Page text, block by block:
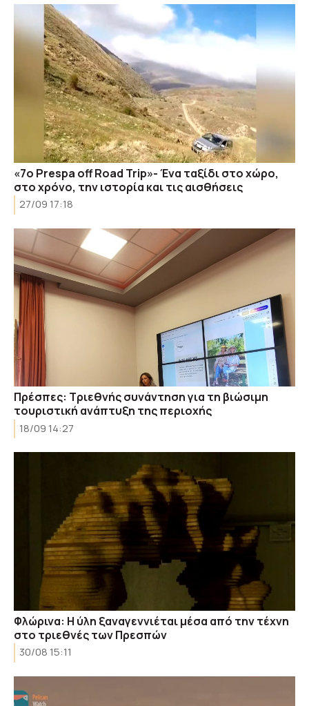
«7ο Prespa off Road Trip»- Ένα ταξίδι στο χώρο,
στο χρόνο, την ιστορία και τις αισθήσεις
27/09 17:18
Πρέσπες: Τριεθνής συνάντηση για τη βιώσιμη
τουριστική ανάπτυξη της περιοχής
18/09 14:27
Φλώρινα: Η ύλη ξαναγεννιέται μέσα από την τέχνη
στο τριεθνές των Πρεσπών
30/08 15:11